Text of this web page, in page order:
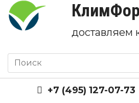
КлимФор
доставляем
+7 (495) 127-07-73